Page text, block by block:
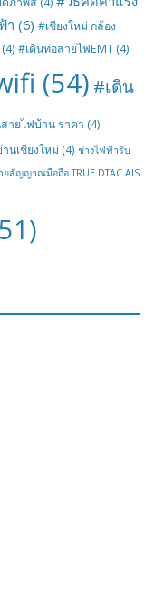
า (6) #เชียงใหม่ กล้อง
(4) #เดินท่อสายไฟEMT (4)
(54) #เดิน
ายไฟบ้าน ราคา (4)
นเชียงใหม่ (4) ช่างไฟฟ้ารับ
สัญญาณมือถือ TRUE DTAC AIS